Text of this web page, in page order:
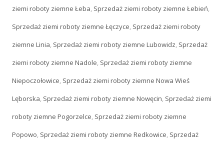
ziemi roboty ziemne Łeba, Sprzedaż ziemi roboty ziemne Łebień,
Sprzedaż ziemi roboty ziemne Łęczyce, Sprzedaż ziemi roboty
ziemne Linia, Sprzedaż ziemi roboty ziemne Lubowidz, Sprzedaż
ziemi roboty ziemne Nadole, Sprzedaż ziemi roboty ziemne
Niepoczołowice, Sprzedaż ziemi roboty ziemne Nowa Wieś
Lęborska, Sprzedaż ziemi roboty ziemne Nowęcin, Sprzedaż ziemi
roboty ziemne Pogorzelce, Sprzedaż ziemi roboty ziemne
Popowo, Sprzedaż ziemi roboty ziemne Redkowice, Sprzedaż